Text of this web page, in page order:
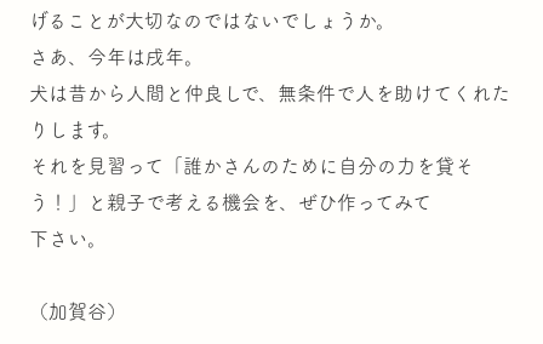
げることが大切なのではないでしょうか。
さあ、今年は戌年。
犬は昔から人間と仲良しで、無条件で人を助けてくれた
りします。
それを見習って「誰かさんのために自分の力を貸そ
う！」と親子で考える機会を、ぜひ作ってみて
下さい。
（加賀谷）